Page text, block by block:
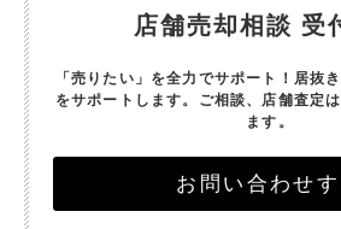
店舗売却相談 受
「売りたい」を全力でサポート！ 居抜
をサポートします。 ご相談、店舗査定
ます。
お問い合わせす